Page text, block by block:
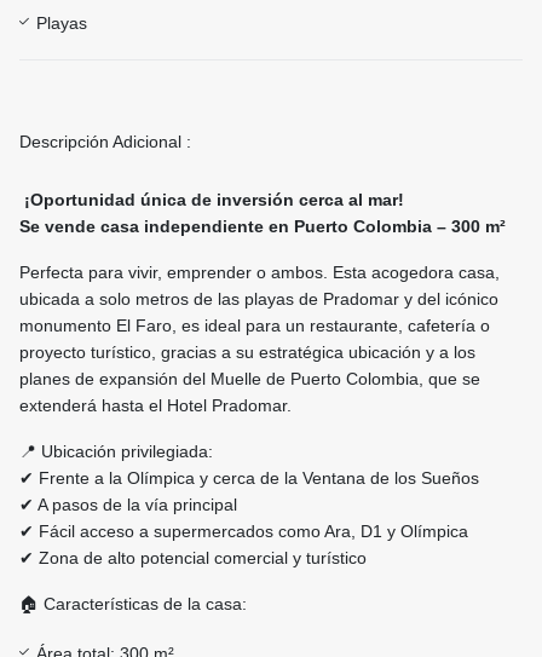
Playas
Descripción Adicional :
¡Oportunidad única de inversión cerca al mar!
Se vende casa independiente en Puerto Colombia – 300 m²
Perfecta para vivir, emprender o ambos. Esta acogedora casa,
ubicada a solo metros de las playas de Pradomar y del icónico
monumento El Faro, es ideal para un restaurante, cafetería o
proyecto turístico, gracias a su estratégica ubicación y a los
planes de expansión del Muelle de Puerto Colombia, que se
extenderá hasta el Hotel Pradomar.
📍 Ubicación privilegiada:
✔ Frente a la Olímpica y cerca de la Ventana de los Sueños
✔ A pasos de la vía principal
✔ Fácil acceso a supermercados como Ara, D1 y Olímpica
✔ Zona de alto potencial comercial y turístico
🏠 Características de la casa: